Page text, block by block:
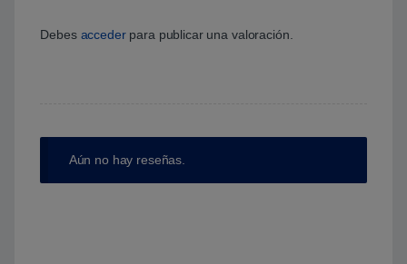
Debes accederpara publicar una valoración.
Aún no hay reseñas.